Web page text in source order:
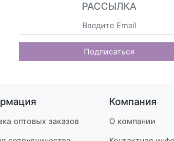
РАССЫЛКА
Подписаться
оптовых заказов
Компания
О компании